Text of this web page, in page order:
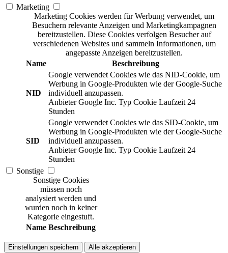
Marketing
Marketing Cookies werden für Werbung verwendet, um
Besuchern relevante Anzeigen und Marketingkampagnen
bereitzustellen. Diese Cookies verfolgen Besucher auf
verschiedenen Websites und sammeln Informationen, um
angepasste Anzeigen bereitzustellen.
Name
Beschreibung
NID
Google verwendet Cookies wie das NID-Cookie, um
Werbung in Google-Produkten wie der Google-Suche
individuell anzupassen.
Anbieter Google Inc. Typ Cookie Laufzeit 24
Stunden
SID
Google verwendet Cookies wie das SID-Cookie, um
Werbung in Google-Produkten wie der Google-Suche
individuell anzupassen.
Anbieter Google Inc. Typ Cookie Laufzeit 24
Stunden
Sonstige
Sonstige Cookies
müssen noch
analysiert werden und
wurden noch in keiner
Kategorie eingestuft.
Name Beschreibung
Einstellungen speichern Alle akzeptieren